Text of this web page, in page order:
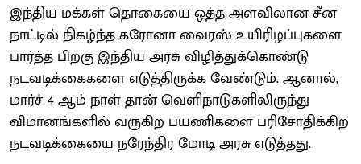
இந்திய மக்கள் தொகையை ஒத்த அளவிலான சீன
நாட்டில் நிகழ்ந்த கரோனா வைரஸ் உயிரிழப்புகளை
பார்த்த பிறகு இந்திய அரசு விழித்துக்கொண்டு
நடவடிக்கைகளை எடுத்திருக்க வேண்டும். ஆனால்,
மார்ச் 4 ஆம் நாள் தான் வெளிநாடுகளிலிருந்து
விமானங்களில் வருகிற பயணிகளை பரிசோதிக்கிற
நடவடிக்கையை நரேந்திர மோடி அரசு எடுத்தது.